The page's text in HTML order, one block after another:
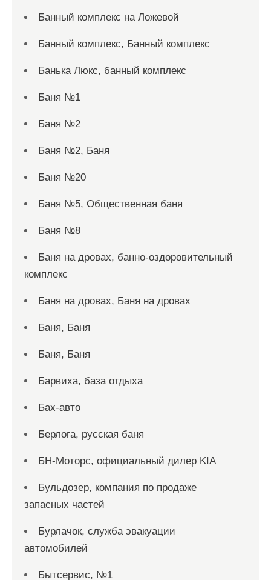
Банный комплекс на Ложевой
Банный комплекс, Банный комплекс
Банька Люкс, банный комплекс
Баня №1
Баня №2
Баня №2, Баня
Баня №20
Баня №5, Общественная баня
Баня №8
Баня на дровах, банно-оздоровительный
комплекс
Баня на дровах, Баня на дровах
Баня, Баня
Баня, Баня
Барвиха, база отдыха
Бах-авто
Берлога, русская баня
БН-Моторс, официальный дилер KIA
Бульдозер, компания по продаже
запасных частей
Бурлачок, служба эвакуации
автомобилей
Бытсервис, №1